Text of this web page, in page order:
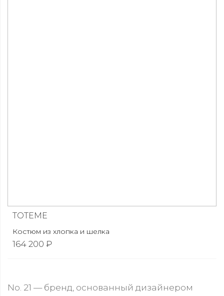
TOTEME
Костюм из хлопка и шелка
164 200 ₽
No. 21 — бренд, основанный дизайнером